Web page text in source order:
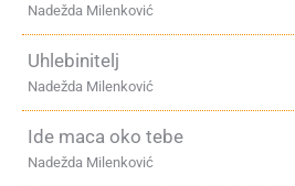
Nadežda Milenković
Uhlebinitelj
Nadežda Milenković
Ide maca oko tebe
Nadežda Milenković